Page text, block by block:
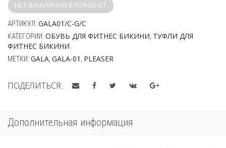
НЕТ В НАЛИЧИИ В FITADDICT
АРТИКУЛ: GALA01/C-G/C
КАТЕГОРИИ: ОБУВЬ ДЛЯ ФИТНЕС БИКИНИ ТУФЛИ ДЛЯ
ФИТНЕС БИКИНИ
МЕТКИ: GALA GALA-01 PLEASER
ПОДЕЛИТЬСЯ:
Дополнительная информация